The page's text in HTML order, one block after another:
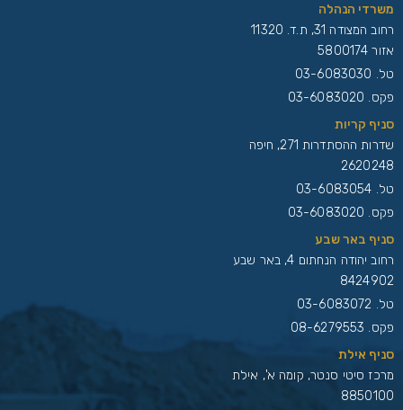
משרדי הנהלה
רחוב המצודה 31, ת.ד. 11320
אזור 5800174
טל. 03-6083030
פקס. 03-6083020
סניף קריות
שדרות ההסתדרות 271, חיפה
2620248
טל. 03-6083054
פקס. 03-6083020
סניף באר שבע
רחוב יהודה הנחתום 4, באר שבע
8424902
טל. 03-6083072
פקס. 08-6279553
סניף אילת
מרכז סיטי סנטר, קומה א', אילת
8850100